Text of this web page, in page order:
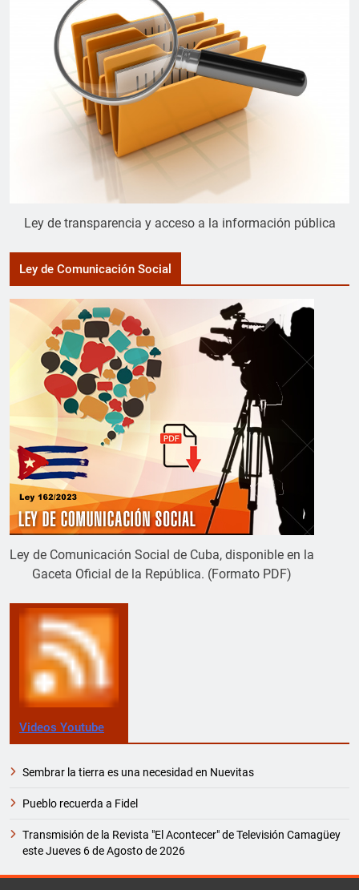
Ley de transparencia y acceso a la información pública
Ley de Comunicación Social
Ley de Comunicación Social de Cuba, disponible en la
Gaceta Oficial de la República. (Formato PDF)
Videos Youtube
Sembrar la tierra es una necesidad en Nuevitas
Pueblo recuerda a Fidel
Transmisión de la Revista "El Acontecer" de Televisión Camagüey
este Jueves 6 de Agosto de 2026